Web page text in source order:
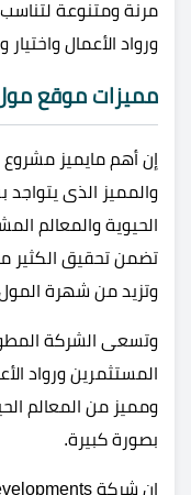
مرنة ومتنوعة
ورواد الأعمال
مميزات موقع مول
والمميز الذى يتواجد
الحيوية والمعالم
تضمن تحقيق الكثير
وتزيد من شهرة المول
وتسعى الشركة
المستثمرين ورواد
ومميز من المعالم
بصورة كبيرة.